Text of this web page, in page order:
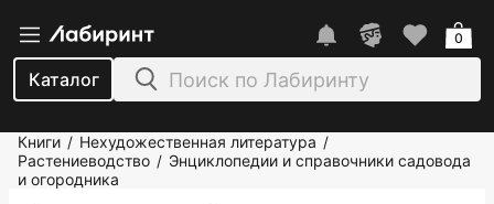
Каталог
0
Книги / Нехудожественная литература /
Растениеводство / Энциклопедии и справочники садовода
и огородника